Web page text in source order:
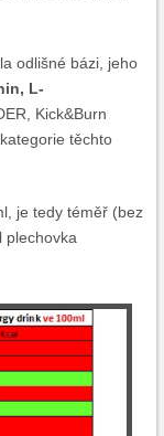
odlišné bázi, jeho
L-
Kick&Burn
těchto
je tedy téměř (bez
plechovka